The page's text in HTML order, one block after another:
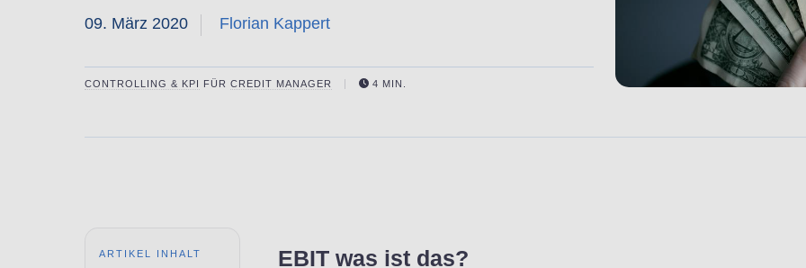
09. März 2020 Florian Kappert
CONTROLLING & KPI FÜR CREDIT MANAGER 4 MIN.
ARTIKEL INHALT EBIT was ist das?